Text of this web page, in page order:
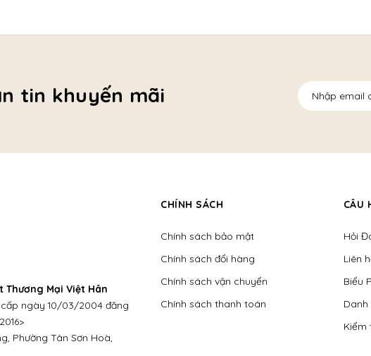
tin khuyến mãi
Thương Mại Việt Hân
ngày 10/03/2004 đăng
Phường Tân Sơn Hoà,
CHÍNH SÁCH
Chính sách bảo mật
Chính sách đổi hàng
Chính sách vận chuyển
Chính sách thanh toán
CÂU
Hỏi
Liên
Biểu
Kiểm